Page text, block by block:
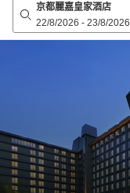
京都麗嘉皇家酒店
22/8/2026 - 23/8/2026